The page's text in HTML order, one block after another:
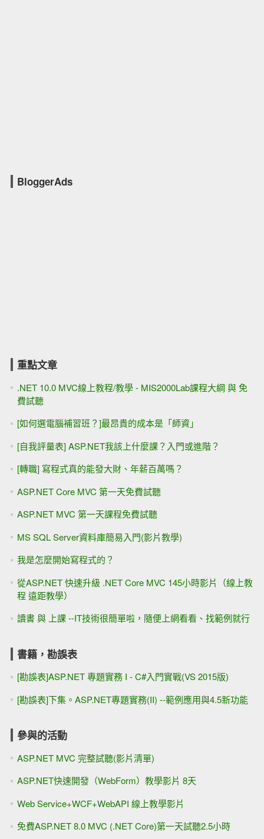
BloggerAds
重點文章
.NET 10.0 MVC線上教程/教學 - MIS2000Lab課程大綱 與 免
費試聽
[如何選電腦補習班？]最昂貴的成本是「師資」
[自我評量表] ASP.NET我該上什麼課？入門或進階？
[轉職] 寫程式真的能發大財、年薪百萬嗎？
ASP.NET Core MVC 第一天免費試聽
ASP.NET MVC 第一天課程免費試聽
MS SQL Server資料庫簡易入門(影片教學)
我是怎麼開始寫程式的？
從ASP.NET 快速升級 .NET Core MVC 145小時影片（線上教
程 遠距教學）
讀書 與 上課 --IT技術很簡單啦，隨便上網看看、找範例就行
書籍，勘誤表
[勘誤表]ASP.NET 專題實務 I - C#入門實戰(VS 2015版)
[勘誤表]下集。ASP.NET專題實務(II) --範例應用與4.5新功能
參與的活動
ASP.NET MVC 完整試聽(影片清單)
ASP.NET快速開發（WebForm）教學影片 8天
Web Service+WCF+WebAPI 線上教學影片
免費ASP.NET 8.0 MVC (.NET Core)第一天試聽2.5小時